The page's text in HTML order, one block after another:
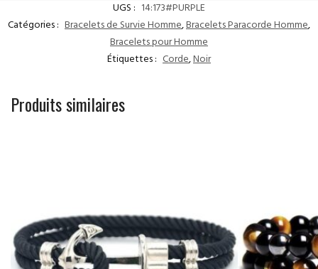
UGS : 14:173#PURPLE
Catégories : Bracelets de Survie Homme,Bracelets Paracorde Homme,
Bracelets pour Homme
Étiquettes : Corde,Noir
Produits similaires